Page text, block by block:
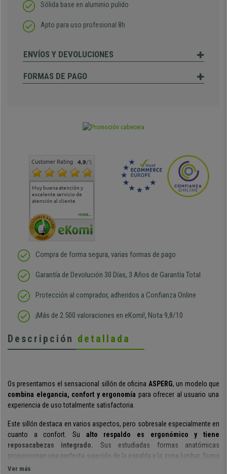
Sólida base en aluminio pulido
Apto para uso profesional 8h
ENVÍOS Y DEVOLUCIONES
FORMAS DE PAGO
Customer Rating 4.9/5
Muy buena atención y
excelente servicio de
atención al cliente
Muy buena atención de
cara al asesoramiento
Si estoy contento
MORE...
Compra de forma segura, varias formas de pago
Garantía de Devolución 30 Días, 3 Años de Garantía Total
Protección al comprador, adheridos a Confianza Online
¡Más de 2.500 valoraciones en eKomi!, Nota 9,8/10
Descripción detallada
Os presentamos el sensacional sillón de oficina ASPERG, un modelo que
combina elegancia, confort y ergonomía para ofrecer al usuario una
experiencia de uso totalmente satisfactoria.
Este sillón destaca en varios aspectos, pero sobresale especialmente en
cuanto a confort. Su alto respaldo es ergonómico y tiene
reposacabezas integrado. Sus estudiadas formas anatómicas
proporcionan una perfecta sujeción de la espalda y la zona lumbar. Suma
sugrueso y cómodo alcolchado
Ver más